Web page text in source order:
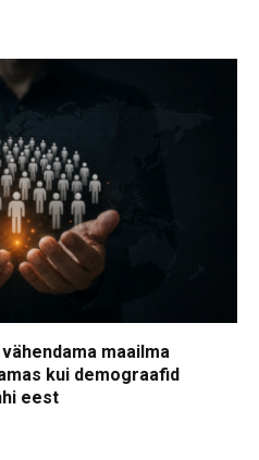
maailma
kui demograafid
eest